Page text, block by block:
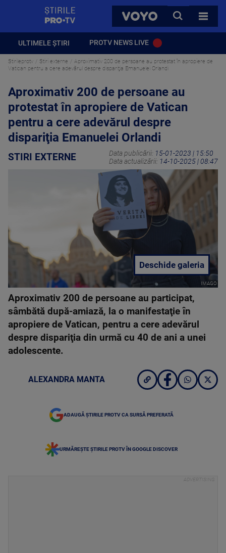
VOYO
CAUTA
TOATE
ULTIMELE ȘTIRI PROTV NEWS LIVE
Stirileprotv Stiri externe
Aproximativ 200 de persoane au protestat în apropiere de
Vatican pentru a cere adevărul despre dispariţia Emanuelei Orlandi
Aproximativ 200 de persoane au
protestat în apropiere de Vatican
pentru a cere adevărul despre
dispariţia Emanuelei Orlandi
STIRI EXTERNE Data publicării: 15-01-2023 | 15:50
Data actualizării: 14-10-2025 | 08:47
IMAGO
Deschide galeria
Aproximativ 200 de persoane au participat,
sâmbătă după-amiază, la o manifestaţie în
apropiere de Vatican, pentru a cere adevărul
despre dispariţia din urmă cu 40 de ani a unei
adolescente.
ALEXANDRA MANTA
ADAUGĂ ȘTIRILE PROTV CA SURSĂ PREFERATĂ
URMĂREȘTE ȘTIRILE PROTV ÎN GOOGLE DISCOVER